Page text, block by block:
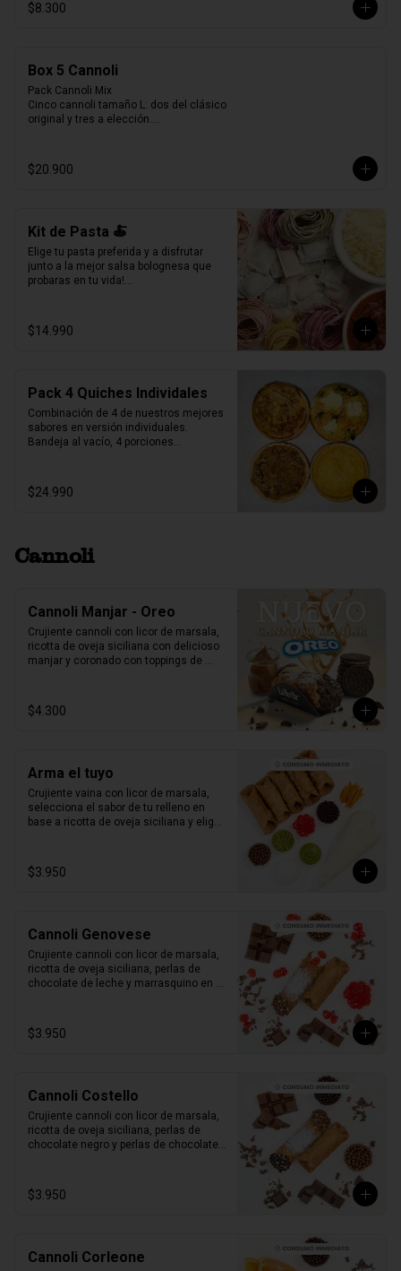
$8.300
Box 5 Cannoli
Pack Cannoli Mix
Cinco cannoli tamaño L: dos del clásico
original y tres a elección.
tradicional con nuevos sabores.
$20.900
Kit de Pasta 🍝
Elige tu pasta preferida y a disfrutar
junto a la mejor salsa bolognesa que
probaras en tu vida!
400grs de bolognesa con abundante
carne mechada de vacuno.
$14.990
Pack 4 Quiches Individales
Combinación de 4 de nuestros mejores
sabores en versión individuales.
Bandeja al vacío, 4 porciones
$24.990
Cannoli
Cannoli Manjar - Oreo
Crujiente cannoli con licor de marsala,
ricotta de oveja siciliana con delicioso
manjar y coronado con toppings de
$4.300
Arma el tuyo
Crujiente vaina con licor de marsala,
selecciona el sabor de tu relleno en
base a ricotta de oveja siciliana y elige
1 unidad tamaño L
$3.950
Cannoli Genovese
Crujiente cannoli con licor de marsala,
ricotta de oveja siciliana, perlas de
chocolate de leche y marrasquino en
$3.950
Cannoli Costello
Crujiente cannoli con licor de marsala,
ricotta de oveja siciliana, perlas de
chocolate negro y perlas de chocolate
$3.950
Cannoli Corleone